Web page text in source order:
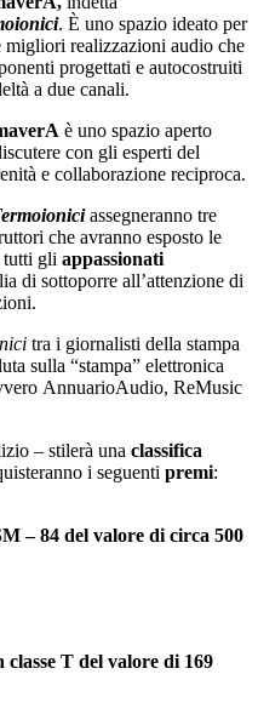
. È uno spazio ideato per
migliori realizzazioni audio che
progettati e autocostruiti
a due canali.
è uno spazio aperto
con gli esperti del
e collaborazione reciproca.
assegneranno tre
che avranno esposto le
tutti gli appassionati
di sottoporre all’attenzione di
tra i giornalisti della stampa
sulla “stampa” elettronica
AnnuarioAudio, ReMusic
– stilerà una classifica
i seguenti premi:
– 84 del valore di circa 500
T del valore di 169